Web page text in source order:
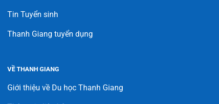
Tin Tuyển sinh
Thanh Giang tuyển dụng
VỀ THANH GIANG
Giới thiệu về Du học Thanh Giang